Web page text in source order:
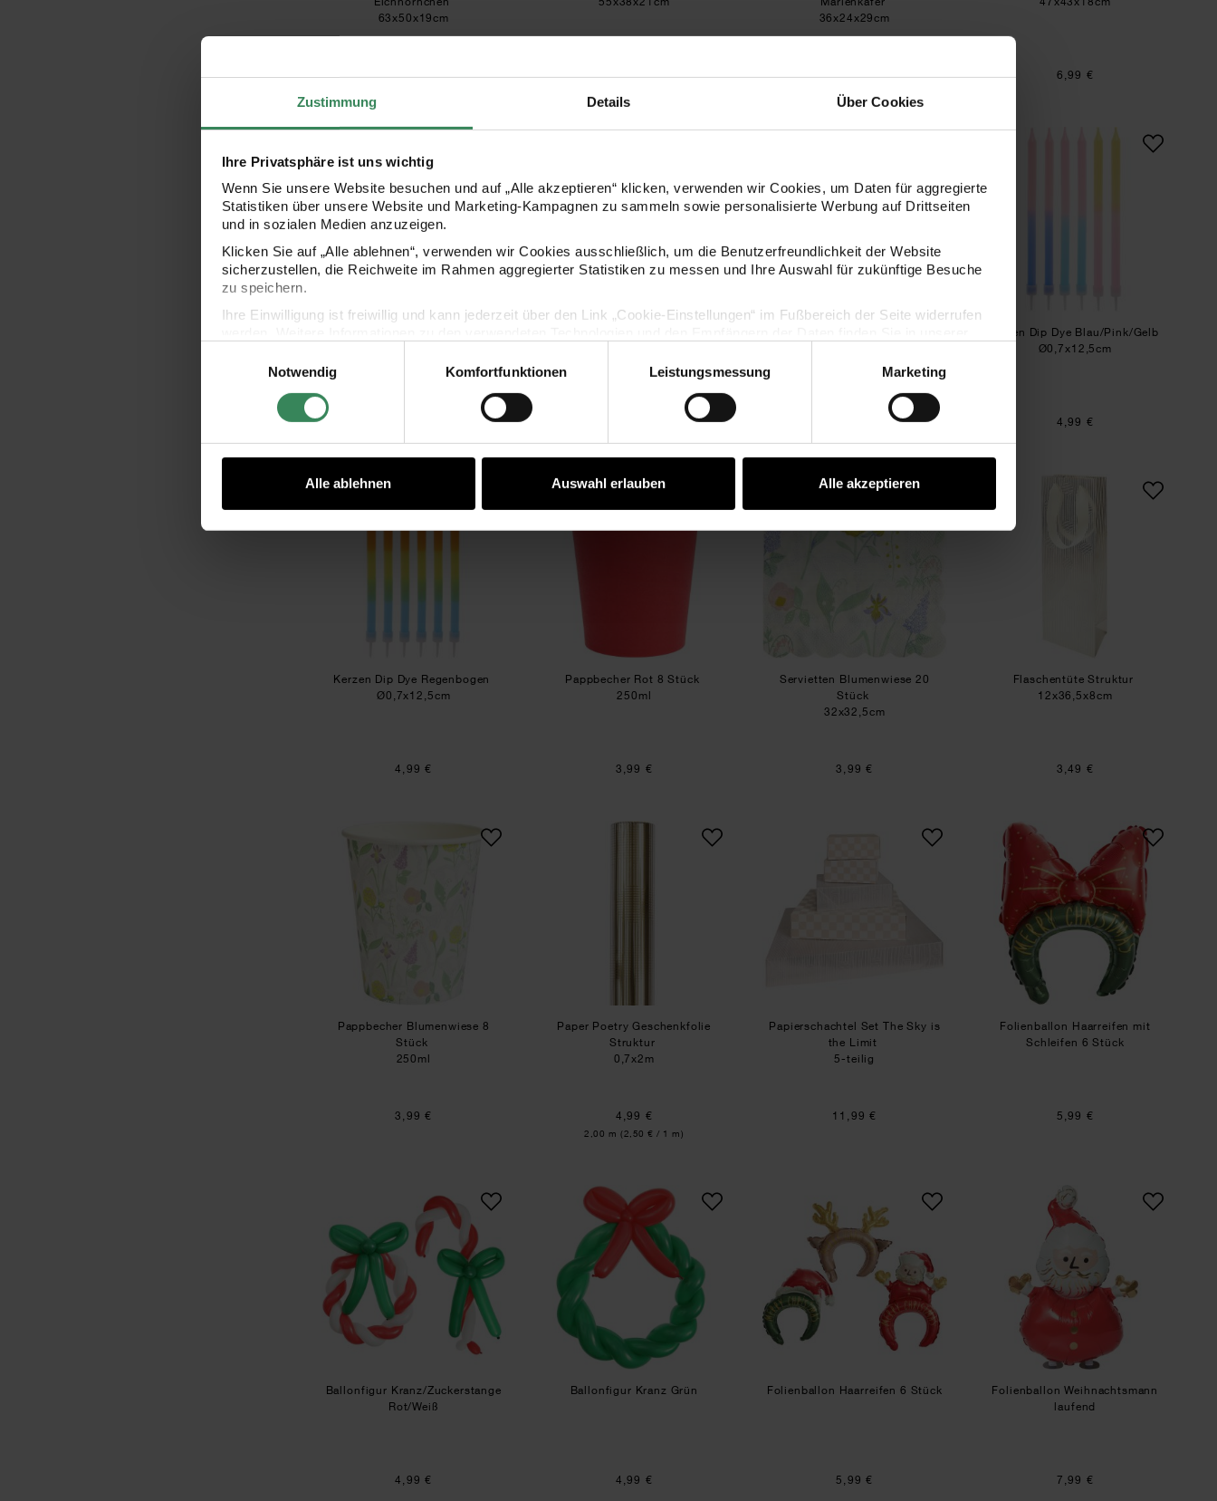
Zustimmung Details Über Cookies
Ihre Privatsphäre ist uns wichtig
Wenn Sie unsere Website besuchen und auf „Alle akzeptieren“ klicken, verwenden wir Cookies, um Daten für aggregierte
Statistiken über unsere Website und Marketing-Kampagnen zu sammeln sowie personalisierte Werbung auf Drittseiten
und in sozialen Medien anzuzeigen.
Klicken Sie auf „Alle ablehnen“, verwenden wir Cookies ausschließlich, um die Benutzerfreundlichkeit der Website
sicherzustellen, die Reichweite im Rahmen aggregierter Statistiken zu messen und Ihre Auswahl für zukünftige Besuche
zu speichern.
Ihre Einwilligung ist freiwillig und kann jederzeit über den Link „Cookie-Einstellungen“ im Fußbereich der Seite widerrufen
Impressum
Datenschutz Vertrag widerrufen
Notwendig
Komfortfunktionen Leistungsmessung Marketing
Alle ablehnen Auswahl erlauben Alle akzeptieren
63x50x19cm
6,99 € 6,99 €
36x24x29cm
6,99 € 6,99 €
Kerze Dip Dye Kerze Regenbogen Folienballon Airwalker Frosch
Kerzen Dip Dye Blau/Pink/Gelb
Ø0,7x12,5cm
4,99 €
Kerzen Dip Dye Regenbogen
Kerzen Dip Dye Regenbogen
Ø0,7x12,5cm
4,99 €
Pappbecher Rot 8 Stück
Pappbecher Rot 8 Stück
250ml
3,99 €
Servietten Blumenwiese 20 Stück
Servietten Blumenwiese 20
Stück
32x32,5cm
3,99 €
Flaschentüte Struktur
Flaschentüte Struktur
12x36,5x8cm
3,49 €
Pappbecher Blumenwiese 8 Stück
Pappbecher Blumenwiese 8
Stück
250ml
3,99 €
Paper Poetry Geschenkfolie Struktur
Paper Poetry Geschenkfolie
Struktur
0,7x2m
4,99 €
Inhalt:
2,00 m (2,50 € / 1 m)
Papierschachtel Set The Sky is the Limit
Papierschachtel Set The Sky is
the Limit
5-teilig
11,99 €
Folienballon
Folienballon Haarreifen mit
Schleifen 6 Stück
5,99 €
Ballonfigur Kranz/Zuckerstange Rot/Weiß
Ballonfigur Kranz/Zuckerstange
Rot/Weiß
4,99 €
Ballonfigur Kranz Grün
Ballonfigur Kranz Grün
4,99 €
Folienballon Haarreifen 6 Stück
5,99 €
Folienballon Weihnachtsmann
laufend
7,99 €